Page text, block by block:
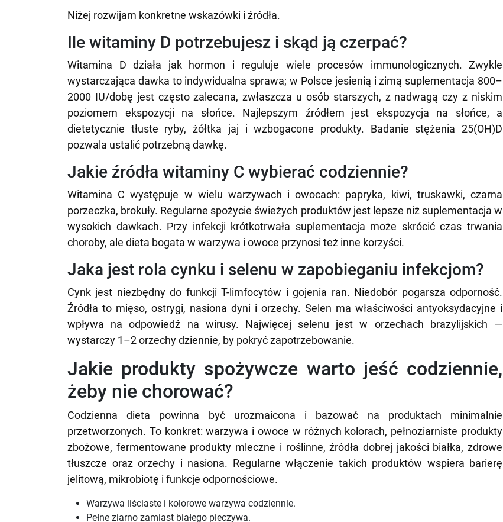
Niżej rozwijam konkretne wskazówki i źródła.
Ile witaminy D potrzebujesz i skąd ją czerpać?
Witamina D działa jak hormon i reguluje wiele procesów immunologicznych. Zwykle
wystarczająca dawka to indywidualna sprawa; w Polsce jesienią i zimą suplementacja 800–
2000 IU/dobę jest często zalecana, zwłaszcza u osób starszych, z nadwagą czy z niskim
poziomem ekspozycji na słońce. Najlepszym źródłem jest ekspozycja na słońce, a
dietetycznie tłuste ryby, żółtka jaj i wzbogacone produkty. Badanie stężenia 25(OH)D
pozwala ustalić potrzebną dawkę.
Jakie źródła witaminy C wybierać codziennie?
Witamina C występuje w wielu warzywach i owocach: papryka, kiwi, truskawki, czarna
porzeczka, brokuły. Regularne spożycie świeżych produktów jest lepsze niż suplementacja w
wysokich dawkach. Przy infekcji krótkotrwała suplementacja może skrócić czas trwania
choroby, ale dieta bogata w warzywa i owoce przynosi też inne korzyści.
Jaka jest rola cynku i selenu w zapobieganiu infekcjom?
Cynk jest niezbędny do funkcji T-limfocytów i gojenia ran. Niedobór pogarsza odporność.
Źródła to mięso, ostrygi, nasiona dyni i orzechy. Selen ma właściwości antyoksydacyjne i
wpływa na odpowiedź na wirusy. Najwięcej selenu jest w orzechach brazylijskich —
wystarczy 1–2 orzechy dziennie, by pokryć zapotrzebowanie.
Jakie produkty spożywcze warto jeść codziennie,
żeby nie chorować?
Codzienna dieta powinna być urozmaicona i bazować na produktach minimalnie
przetworzonych. To konkret: warzywa i owoce w różnych kolorach, pełnoziarniste produkty
zbożowe, fermentowane produkty mleczne i roślinne, źródła dobrej jakości białka, zdrowe
tłuszcze oraz orzechy i nasiona. Regularne włączenie takich produktów wspiera barierę
jelitową, mikrobiotę i funkcje odpornościowe.
Warzywa liściaste i kolorowe warzywa codziennie.
Pełne ziarno zamiast białego pieczywa.